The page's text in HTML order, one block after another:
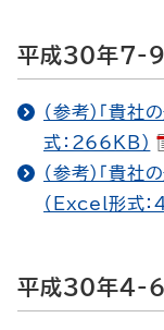
平成30年7-9
（参考）「貴
式：266KB）
（参考）「貴
（Excel形式：
平成30年4-6